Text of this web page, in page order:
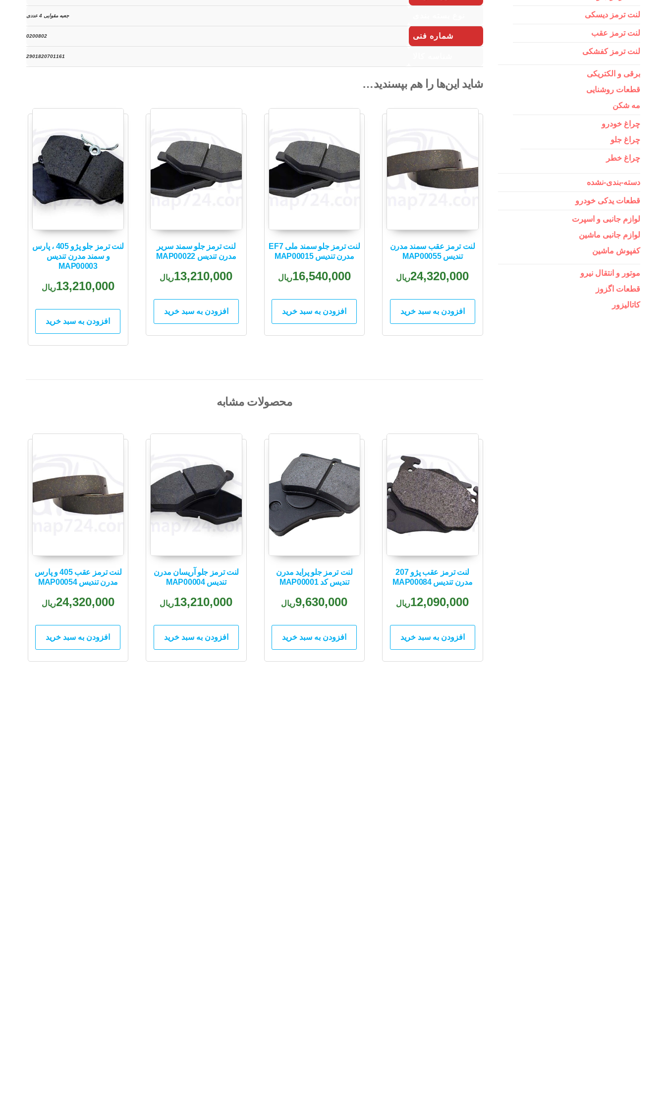
جعبه مقوایی 4 عددی
شماره فنی 0200802
2901820701161
شاید این‌ها را هم بپسندید…
لنت ترمز عقب سمند مدرن
تندیس MAP00055
24,320,000ریال
افزودن به سبد خرید
لنت ترمز جلو سمند ملی EF7
مدرن تندیس MAP00015
16,540,000ریال
افزودن به سبد خرید
لنت ترمز جلو سمند سریر
مدرن تندیس MAP00022
13,210,000ریال
افزودن به سبد خرید
لنت ترمز جلو پژو 405 ، پارس
و سمند مدرن تندیس
MAP00003
13,210,000ریال
افزودن به سبد خرید
محصولات مشابه
لنت ترمز عقب پژو 207
مدرن تندیس MAP00084
12,090,000ریال
افزودن به سبد خرید
لنت ترمز جلو پراید مدرن
تندیس کد MAP00001
9,630,000ریال
افزودن به سبد خرید
لنت ترمز جلو آریسان مدرن
تندیس MAP00004
13,210,000ریال
افزودن به سبد خرید
لنت ترمز عقب 405 و پارس
مدرن تندیس MAP00054
24,320,000ریال
افزودن به سبد خرید
لنت ترمز دیسکی
لنت ترمز عقب
لنت ترمز کفشکی
برقی و الکتریکی
قطعات روشنایی
مه شکن
چراغ خودرو
چراغ جلو
چراغ خطر
دسته-بندی-نشده
قطعات یدکی خودرو
لوازم جانبی و اسپرت
لوازم جانبی ماشین
کفپوش ماشین
موتور و انتقال نیرو
قطعات اگزوز
کاتالیزور